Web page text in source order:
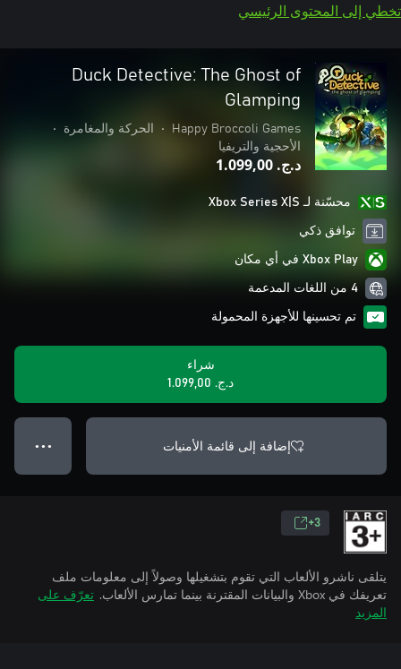
تخطي إلى المحتوى الرئيسي
Duck Detective: The Ghost of
Glamping
Happy Broccoli Games
• الحركة والمغامرة
•
الأحجية والتريفيا
د.ج.‏ 1.099,00
محسّنة لـ Xbox Series X|S
توافق ذكي
Xbox Play في أي مكان
4 من اللغات المدعمة
تم تحسينها للأجهزة المحمولة
شراء
د.ج.‏ 1.099,00
إضافة إلى قائمة الأمنيات ● ● ●
3+
يتلقى ناشرو الألعاب التي تقوم بتشغيلها وصولاً إلى معلومات ملف
تعريفك في Xbox والبيانات المقترنة بينما تمارس الألعاب.
تعرّف على
المزيد